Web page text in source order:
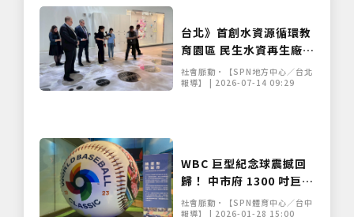
台北》首創水資源循環教
育園區 民生水資再生廠環
教館正式啟用
社會脈動•【SPN地方中心／台北
報導】 | 2026-07-14 09:29
WBC 巨型紀念球震撼回
歸！ 中市府 1300 吋巨幕
直播為中華隊應援
社會脈動•【SPN體育中心／台中
報導】 | 2026-01-28 15:00
僅必需的Cookies 同意